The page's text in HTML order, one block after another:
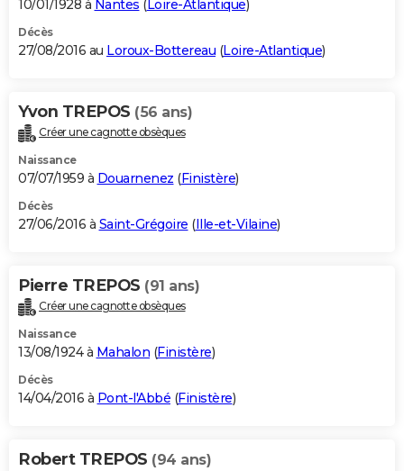
10/01/1928 à Nantes ( Loire-Atlantique)
Décès
27/08/2016 au Loroux-Bottereau (Loire-Atlantique)
Yvon TREPOS (56 ans)
Créer une cagnotte obsèques
Naissance
07/07/1959 à Douarnenez (Finistère)
Décès
27/06/2016 à Saint-Grégoire (Ille-et-Vilaine)
Pierre TREPOS (91 ans)
Créer une cagnotte obsèques
Naissance
13/08/1924 à Mahalon (Finistère)
Décès
14/04/2016 à Pont-l'Abbé (Finistère)
Robert TREPOS (94 ans)